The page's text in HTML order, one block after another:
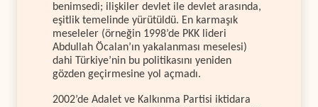
benimsedi; ilişkiler devlet ile devlet arasında,
eşitlik temelinde yürütüldü. En karmaşık
meseleler (örneğin 1998’de PKK lideri
Abdullah Öcalan’ın yakalanması meselesi)
dahi Türkiye’nin bu politikasını yeniden
gözden geçirmesine yol açmadı.
2002’de Adalet ve Kalkınma Partisi iktidara